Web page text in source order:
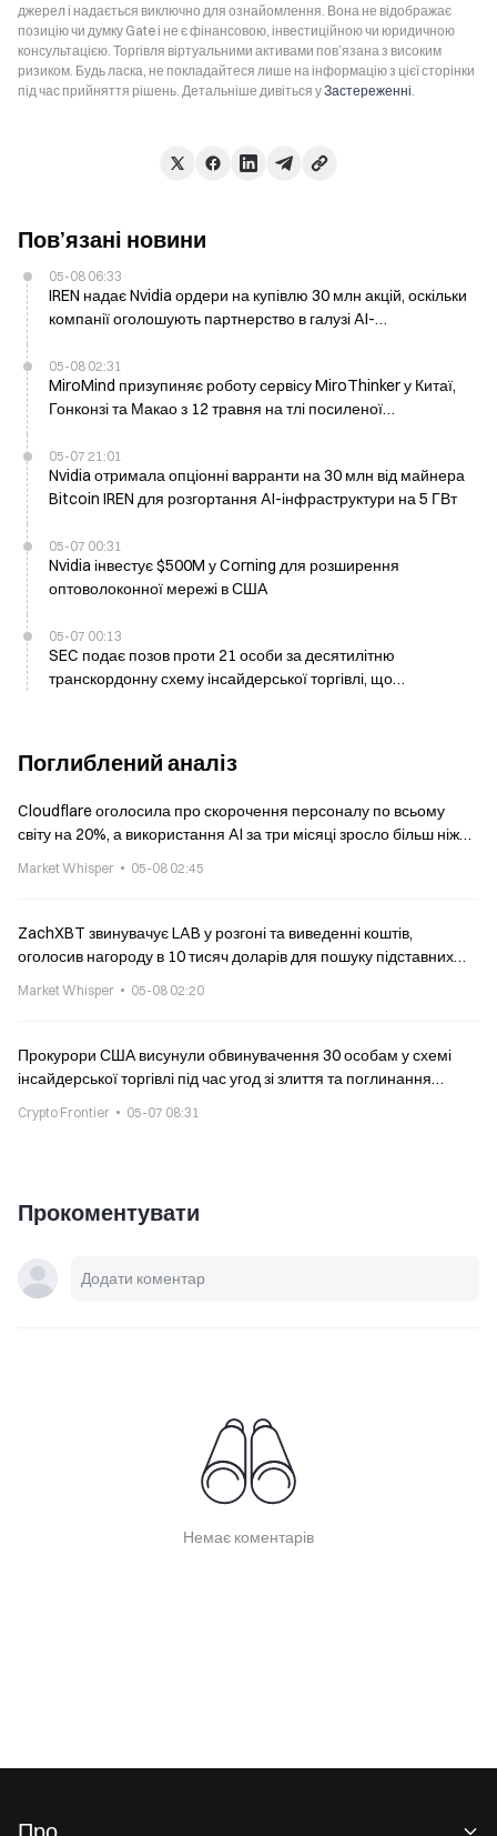
джерел і надається виключно для ознайомлення. Вона не відображає
позицію чи думку Gate і не є фінансовою, інвестиційною чи юридичною
консультацією. Торгівля віртуальними активами пов’язана з високим
ризиком. Будь ласка, не покладайтеся лише на інформацію з цієї сторінки
під час прийняття рішень. Детальніше дивіться уЗастереженні.
Пов’язані новини
05-08 06:33
IREN надає Nvidia ордери на купівлю 30 млн акцій, оскільки
компанії оголошують партнерство в галузі AI-
05-08 02:31
MiroMind призупиняє роботу сервісу MiroThinker у Китаї,
Гонконзі та Макао з 12 травня на тлі посиленої
05-07 21:01
Nvidia отримала опціонні варранти на 30 млн від майнера
Bitcoin IREN для розгортання AI-інфраструктури на 5 ГВт
05-07 00:31
Nvidia інвестує $500M у Corning для розширення
оптоволоконної мережі в США
05-07 00:13
SEC подає позов проти 21 особи за десятилітню
транскордонну схему інсайдерської торгівлі, що
Поглиблений аналіз
Cloudflare оголосила про скорочення персоналу по всьому
світу на 20%, а використання AI за три місяці зросло більш ніж
Market Whisper 05-08 02:45
ZachXBT звинувачує LAB у розгоні та виведенні коштів,
оголосив нагороду в 10 тисяч доларів для пошуку підставних
Market Whisper 05-08 02:20
Прокурори США висунули обвинувачення 30 особам у схемі
інсайдерської торгівлі під час угод зі злиття та поглинання
Crypto Frontier 05-07 08:31
Прокоментувати
Немає коментарів